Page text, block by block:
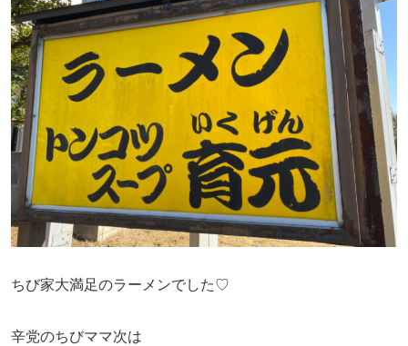
ちび家大満足のラーメンでした♡
辛党のちびママ次は